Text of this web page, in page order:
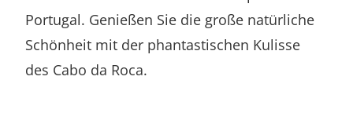
Portugal. Genießen Sie die große natürliche
Schönheit mit der phantastischen Kulisse
des Cabo da Roca.